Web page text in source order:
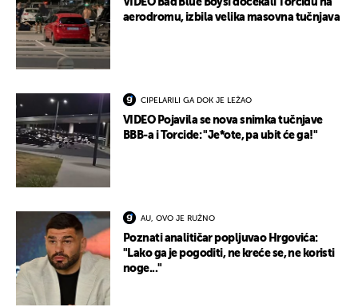
VIDEO Bad Blue Boysi dočekali Torcidu na
aerodromu, izbila velika masovna tučnjava
CIPELARILI GA DOK JE LEŽAO
VIDEO Pojavila se nova snimka tučnjave
BBB-a i Torcide: "Je*ote, pa ubit će ga!"
AU, OVO JE RUŽNO
Poznati analitičar popljuvao Hrgovića:
"Lako ga je pogoditi, ne kreće se, ne koristi
noge..."